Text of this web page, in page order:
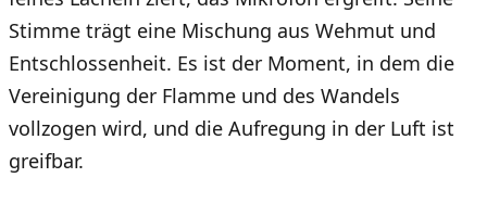
Stimme trägt eine Mischung aus Wehmut und
Entschlossenheit. Es ist der Moment, in dem die
Vereinigung der Flamme und des Wandels
vollzogen wird, und die Aufregung in der Luft ist
greifbar.